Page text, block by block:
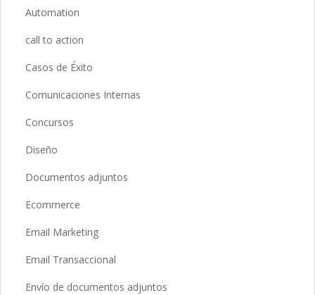
Automation
call to action
Casos de Éxito
Comunicaciones Internas
Concursos
Diseño
Documentos adjuntos
Ecommerce
Email Marketing
Email Transaccional
Envío de documentos adjuntos